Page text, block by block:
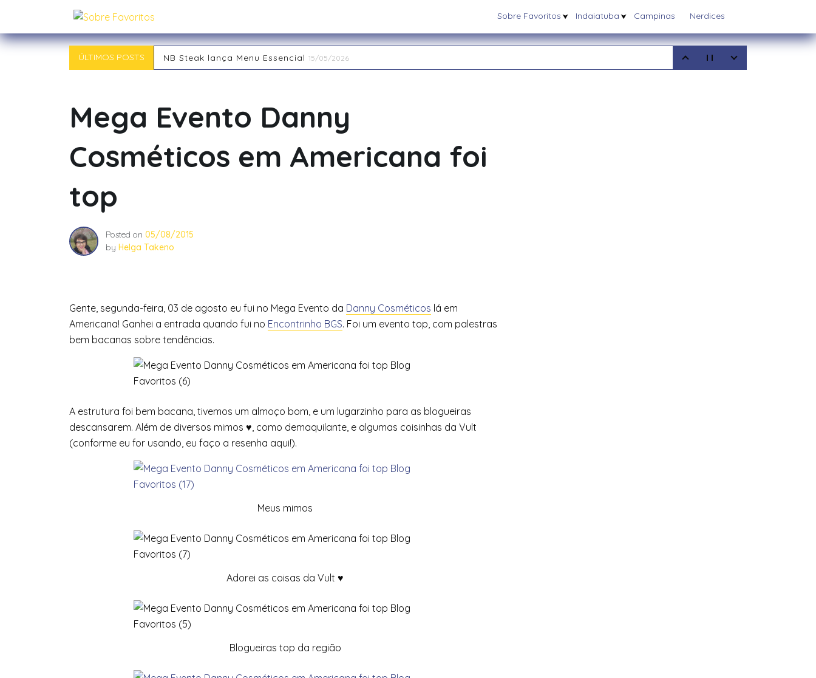
content
Sobre Favoritos Sobre Favoritos Indaiatuba Campinas Nerdices
ÚLTIMOS POSTS NB Steak lança Menu Essencial 15/05/2026
Outback chegou a Indaiatuba15/05/2026
O RPG: Uma Jornada Pela Interpretação de Papéis e a Construção de Mundos
Já começou! 21ª Campinas Restaurant Week acontece até 20 de abril na região
Mega Evento Danny
Cosméticos em Americana foi
top
Posted on 05/08/2015
by Helga Takeno
Gente, segunda-feira, 03 de agosto eu fui no Mega Evento da Danny Cosméticos lá em
Americana! Ganhei a entrada quando fui no Encontrinho BGS. Foi um evento top, com palestras
bem bacanas sobre tendências.
A estrutura foi bem bacana, tivemos um almoço bom, e um lugarzinho para as blogueiras
descansarem. Além de diversos mimos ♥, como demaquilante, e algumas coisinhas da Vult
(conforme eu for usando, eu faço a resenha aqui!).
Meus mimos
Adorei as coisas da Vult ♥
Blogueiras top da região